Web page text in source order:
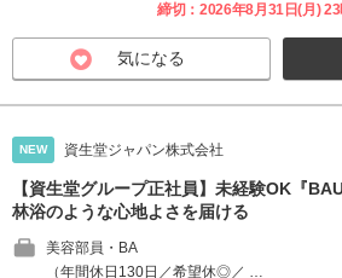
締切：2026年8月31日(月)
気になる
NEW 資生堂ジャパン株式会社
【資生堂グループ正社員】未経験OK『
林浴のような心地よさを届ける
美容部員・BA
（年間休日130日／希望休◎／ …